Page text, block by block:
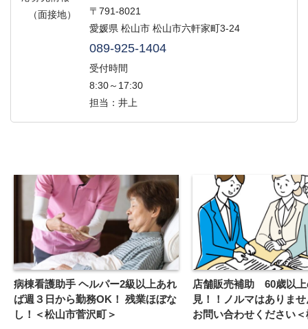
（面接地）
〒791-8021
愛媛県 松山市 松山市六軒家町3-24
089-925-1404
受付時間
8:30～17:30
担当：井上
病棟看護助手 ヘルパー2級以上あれ
ば週３日から勤務OK！ 残業ほぼな
し！＜松山市菅沢町＞
店舗販売補助 60歳以上
見！！ノルマはありま
お問い合わせください